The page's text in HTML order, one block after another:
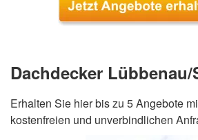
Dachdecker Lübbenau/
Erhalten Sie hier bis zu 5 Angebote
kostenfreien und unverbindlichen